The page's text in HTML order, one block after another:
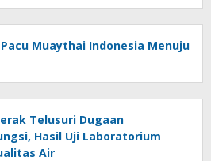
Muaythai Indonesia Menuju
Telusuri Dugaan
Hasil Uji Laboratorium
Air